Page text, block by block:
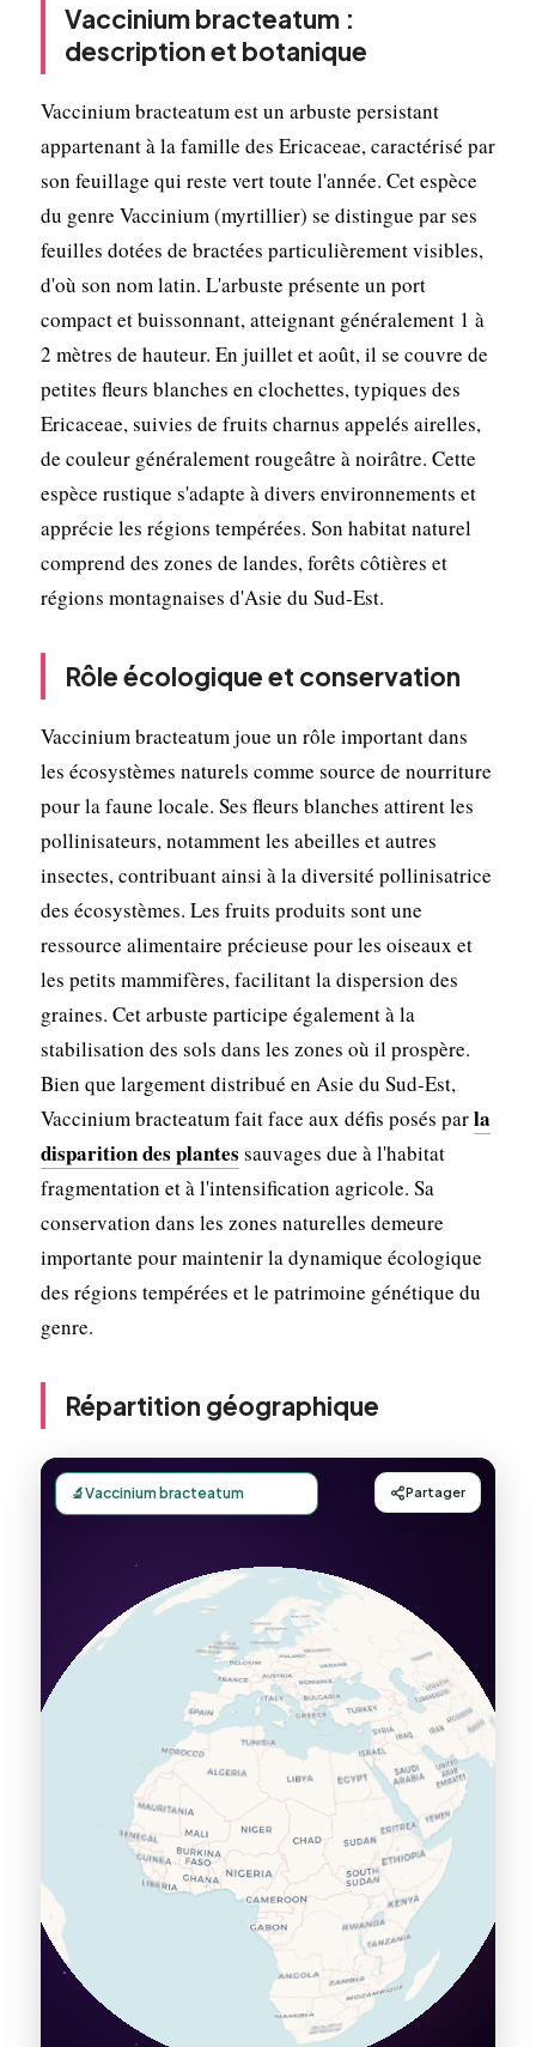
Vaccinium bracteatum :
description et botanique
Vaccinium bracteatum est un arbuste persistant
appartenant à la famille des Ericaceae, caractérisé par
son feuillage qui reste vert toute l'année. Cet espèce
du genre Vaccinium (myrtillier) se distingue par ses
feuilles dotées de bractées particulièrement visibles,
d'où son nom latin. L'arbuste présente un port
compact et buissonnant, atteignant généralement 1 à
2 mètres de hauteur. En juillet et août, il se couvre de
petites fleurs blanches en clochettes, typiques des
Ericaceae, suivies de fruits charnus appelés airelles,
de couleur généralement rougeâtre à noirâtre. Cette
espèce rustique s'adapte à divers environnements et
apprécie les régions tempérées. Son habitat naturel
comprend des zones de landes, forêts côtières et
régions montagnaises d'Asie du Sud-Est.
Rôle écologique et conservation
Vaccinium bracteatum joue un rôle important dans
les écosystèmes naturels comme source de nourriture
pour la faune locale. Ses fleurs blanches attirent les
pollinisateurs, notamment les abeilles et autres
insectes, contribuant ainsi à la diversité pollinisatrice
des écosystèmes. Les fruits produits sont une
ressource alimentaire précieuse pour les oiseaux et
les petits mammifères, facilitant la dispersion des
graines. Cet arbuste participe également à la
stabilisation des sols dans les zones où il prospère.
Bien que largement distribué en Asie du Sud-Est,
Vaccinium bracteatum fait face aux défis posés parla
disparition des plantes sauvages due à l'habitat
fragmentation et à l'intensification agricole. Sa
conservation dans les zones naturelles demeure
importante pour maintenir la dynamique écologique
des régions tempérées et le patrimoine génétique du
genre.
Répartition géographique